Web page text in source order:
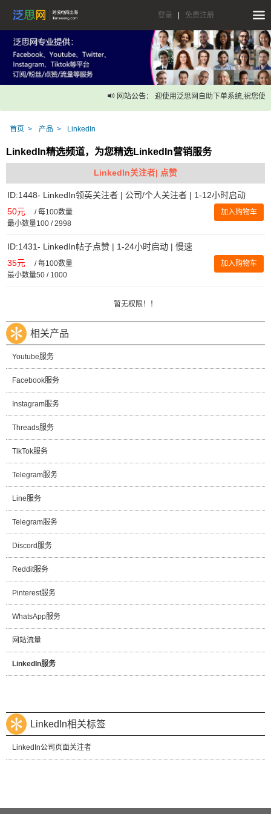
登录 免费注册
网站公告： 迎使用泛思网自助下单系统,祝您使
首页 产品 LinkedIn
LinkedIn精选频道，为您精选LinkedIn营销服务
LinkedIn关注者| 点赞
ID:1448- LinkedIn领英关注者 | 公司/个人关注者 | 1-12小时启动
50元 /每100数量
最小数量100 / 2998
加入购物车
ID:1431- LinkedIn帖子点赞 | 1-24小时启动 | 慢速
35元 /每100数量
最小数量50 / 1000
加入购物车
暂无权限！！
相关产品
Youtube服务
Facebook服务
Instagram服务
Threads服务
TikTok服务
Telegram服务
Line服务
Telegram服务
Discord服务
Reddit服务
Pinterest服务
WhatsApp服务
网站流量
LinkedIn服务
LinkedIn相关标签
LinkedIn公司页面关注者